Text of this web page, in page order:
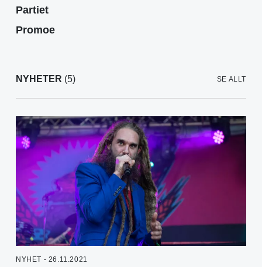
Partiet
Promoe
NYHETER (5) SE ALLT
NYHET - 26.11.2021